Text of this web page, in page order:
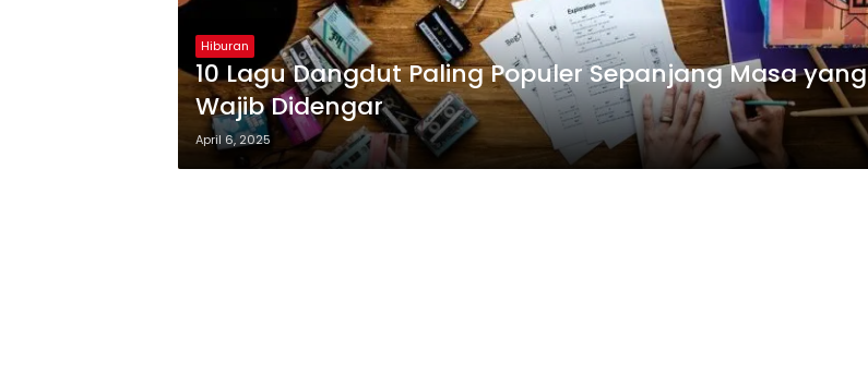
Hiburan
10 Lagu Dangdut Paling Populer Sepanjang Masa yang
Wajib Didengar
April 6, 2025